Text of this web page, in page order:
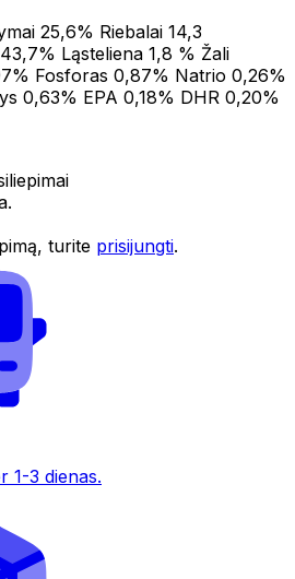
25,6% Riebalai 14,3
Ląsteliena 1,8 % Žali
Fosforas 0,87% Natrio 0,26%
0,63% EPA 0,18% DHR 0,20%
turite prisijungti.
1-3 dienas.